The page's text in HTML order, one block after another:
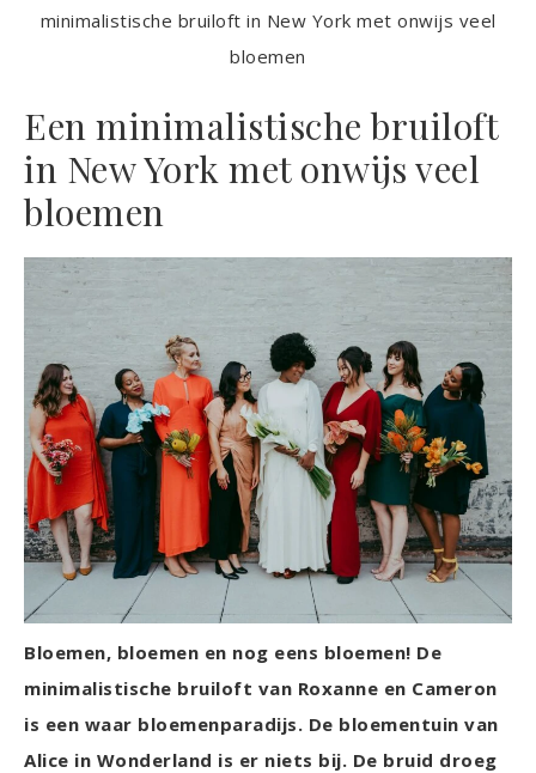
minimalistische bruiloft in New York met onwijs veel
bloemen
Een minimalistische bruiloft
in New York met onwijs veel
bloemen
Bloemen, bloemen en nog eens bloemen! De
minimalistische bruiloft van Roxanne en Cameron
is een waar bloemenparadijs. De bloementuin van
Alice in Wonderland is er niets bij. De bruid droeg